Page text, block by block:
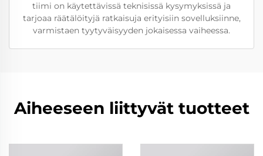
tiimi on käytettävissä teknisissä kysymyksissä ja
tarjoaa räätälöityjä ratkaisuja erityisiin sovelluksiinne,
varmistaen tyytyväisyyden jokaisessa vaiheessa.
Aiheeseen liittyvät tuotteet